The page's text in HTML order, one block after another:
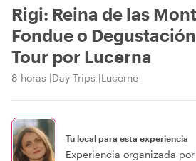
Rigi: Reina de las
Fondue o
Tour por Lucerna
8 horas Day Trips Lucerne
Tu local para esta experiencia
Experiencia organizada por